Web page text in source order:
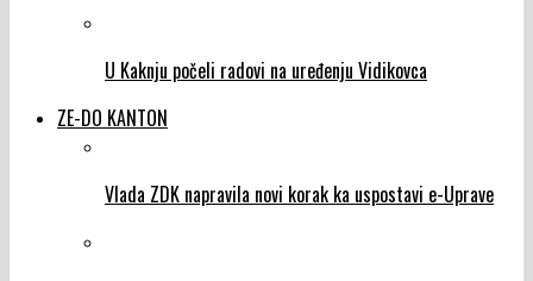
U Kaknju počeli radovi na uređenju Vidikovca
ZE-DO KANTON
Vlada ZDK napravila novi korak ka uspostavi e-Uprave